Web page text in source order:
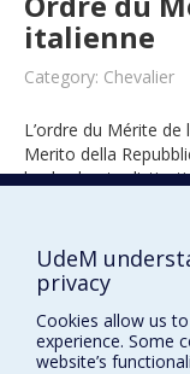
italienne
Category: Chevalier
L’ordre du Mérite
Merito della
la plus haute
UdeM
privacy
Cookies allow us
experience. Some
website’s